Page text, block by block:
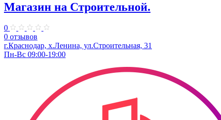
Магазин на Строительной.
0
0 отзывов
г.Краснодар, х.Ленина, ул.Строительная, 31
Пн-Вс 09:00-19:00